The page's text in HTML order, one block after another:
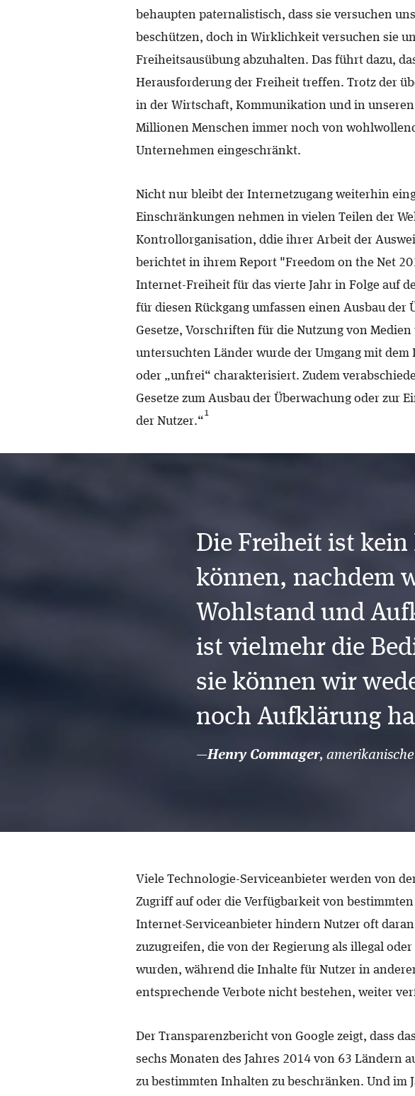
behaupten paternalistisch, dass sie versuchen
beschützen, doch in Wirklichkeit versuchen sie
Freiheitsausübung abzuhalten. Das führt dazu,
Herausforderung der Freiheit treffen. Trotz der
in der Wirtschaft, Kommunikation und in
Millionen Menschen immer noch von
Unternehmen eingeschränkt.
Nicht nur bleibt der Internetzugang weiterhin
Einschränkungen nehmen in vielen Teilen der
Kontrollorganisation, ddie ihrer Arbeit der
berichtet in ihrem Report "Freedom on the Net
Internet-Freiheit für das vierte Jahr in Folge auf
für diesen Rückgang umfassen einen Ausbau der
Gesetze, Vorschriften für die Nutzung von
untersuchten Länder wurde der Umgang mit
oder „unfrei“ charakterisiert. Zudem
Gesetze zum Ausbau der Überwachung oder zur
der Nutzer.“
1
Die Freiheit ist
können, nachdem
Wohlstand und
ist vielmehr die
sie können wir
noch Aufklärung
—Henry Commager,
Viele Technologie-Serviceanbieter werden von
Zugriff auf oder die Verfügbarkeit von
Internet-Serviceanbieter hindern Nutzer oft
zuzugreifen, die von der Regierung als illegal
wurden, während die Inhalte für Nutzer in
entsprechende Verbote nicht bestehen, weiter
Der Transparenzbericht von Google zeigt, dass
sechs Monaten des Jahres 2014 von 63 Ländern
zu bestimmten Inhalten zu beschränken. Und im